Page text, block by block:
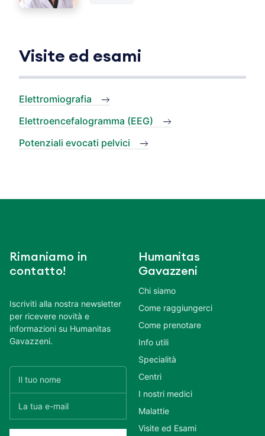
Visite ed esami
Elettromiografia
Elettroencefalogramma (EEG)
Potenziali evocati pelvici
Rimaniamo in
contatto!
Iscriviti alla nostra newsletter
per ricevere novità e
informazioni su Humanitas
Gavazzeni.
Humanitas
Gavazzeni
Chi siamo
Come raggiungerci
Come prenotare
Info utili
Specialità
Centri
I nostri medici
Malattie
Visite ed Esami